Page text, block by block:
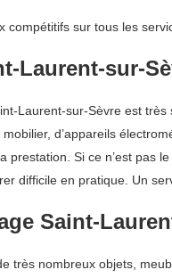
compétitifs sur tous les
Laurent-sur-
Laurent-sur-Sèvre est
d’appareils
prestation. Si ce n’est pas
difficile en pratique. Un
Saint-
très nombreux objets,